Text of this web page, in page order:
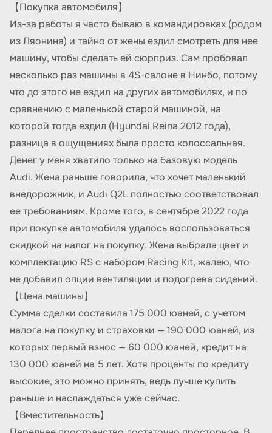
【Покупка автомобиля】
Из-за работы я часто бываю в командировках (родом
из Ляонина) и тайно от жены ездил смотреть для нее
машину, чтобы сделать ей сюрприз. Сам пробовал
несколько раз машины в 4S-салоне в Нинбо, потому
что до этого не ездил на других автомобилях, и по
сравнению с маленькой старой машиной, на
которой тогда ездил (Hyundai Reina 2012 года),
разница в ощущениях была просто колоссальная.
Денег у меня хватило только на базовую модель
Audi. Жена раньше говорила, что хочет маленький
внедорожник, и Audi Q2L полностью соответствовал
ее требованиям. Кроме того, в сентябре 2022 года
при покупке автомобиля удалось воспользоваться
скидкой на налог на покупку. Жена выбрала цвет и
комплектацию RS с набором Racing Kit, жалею, что
не добавил опции вентиляции и подогрева сидений.
【Цена машины】
Сумма сделки составила 175 000 юаней, с учетом
налога на покупку и страховки — 190 000 юаней, из
которых первый взнос — 60 000 юаней, кредит на
130 000 юаней на 5 лет. Хотя проценты по кредиту
высокие, это можно принять, ведь лучше купить
раньше и наслаждаться уже сейчас.
【Вместительность】